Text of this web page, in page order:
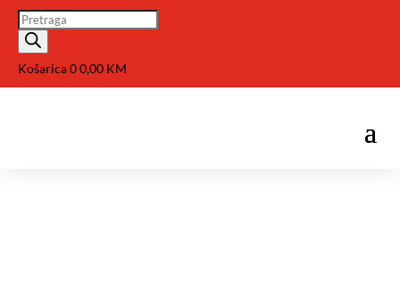
Pretraga
Košarica00,00 KM